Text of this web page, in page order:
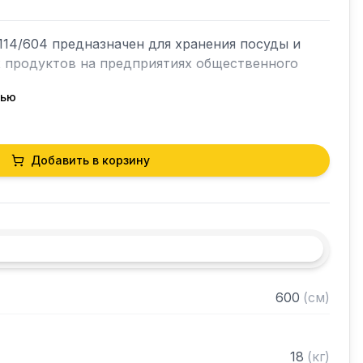
604 предназначен для хранения посуды и
на предприятиях общественного
разборный
толщиной 2 мм, покрытого порошковой
регулируемое с шагом 50 мм
разобранном виде
Добавить в корзину
600 (см)
18 (кг)